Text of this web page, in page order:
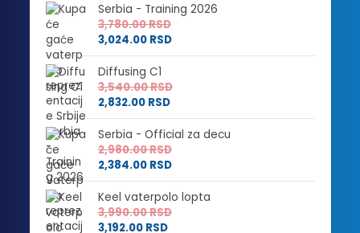
Serbia - Training 2026
3,780.00RSD
3,024.00 RSD
Diffusing C1
3,540.00RSD
2,832.00 RSD
Serbia - Official za decu
2,980.00RSD
2,384.00 RSD
Keel vaterpolo lopta
3,990.00RSD
3,192.00 RSD